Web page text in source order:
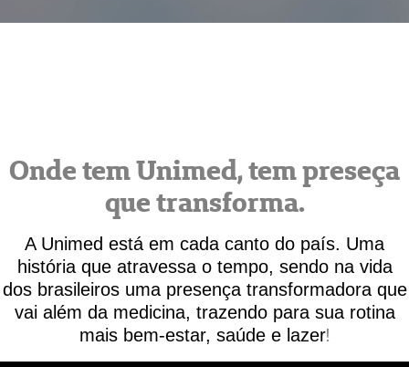
Onde tem Unimed, tem preseça
que transforma.
A Unimed está em cada canto do país. Uma
história que atravessa o tempo, sendo na vida
dos brasileiros uma presença transformadora que
vai além da medicina, trazendo para sua rotina
mais bem-estar, saúde e lazer!